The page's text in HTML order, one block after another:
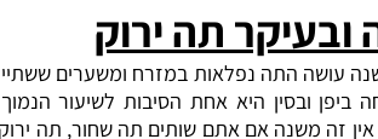
תה ירוק
עושה התה נפלאות במזרח ומשערים ששתיית תה ירוק
היא אחת הסיבות לשיעור הנמוך של סרטן
אם אתם שותים תה שחור, תה ירוק, תה אולון